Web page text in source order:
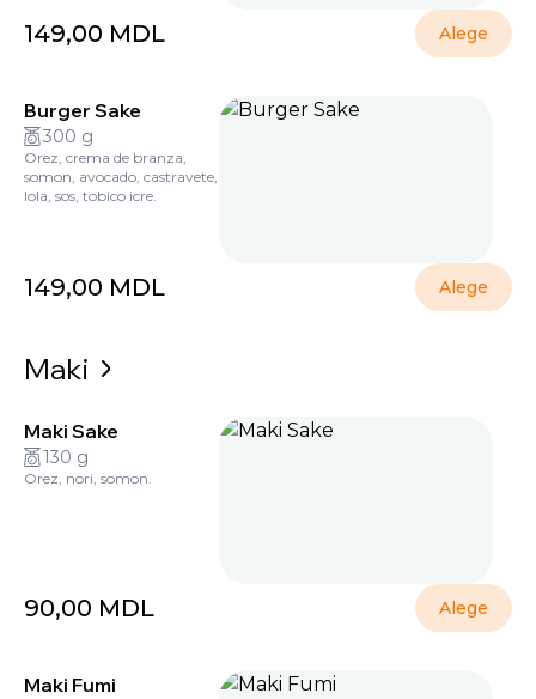
149,00 MDL Alege
Burger Sake
300 g
Orez, crema de branza,
somon, avocado, castravete,
lola, sos, tobico icre.
149,00 MDL Alege
Maki
Maki Sake
130 g
Orez, nori, somon.
90,00 MDL Alege
Maki Fumi